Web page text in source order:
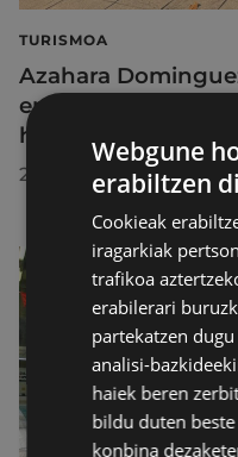
TURISMOA
Azahara
eraldaketa
herrira egin duen
2026/07/30
Webgune
erabiltzen
Cookieak
iragarkiak
trafikoa
erabilerari
partekatzen
analisi-
haiek beren
bildu duten
konbina